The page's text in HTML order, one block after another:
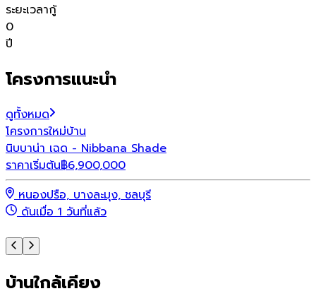
ระยะเวลากู้
0
ปี
โครงการแนะนำ
ดูทั้งหมด
โครงการใหม่บ้าน
นิบบาน่า เฉด - Nibbana Shade
ราคาเริ่มต้น฿6,900,000
หนองปรือ, บางละมุง, ชลบุรี
ดันเมื่อ 1 วันที่แล้ว
บ้านใกล้เคียง